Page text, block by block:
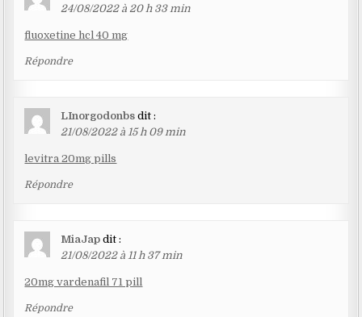
24/08/2022 à 20 h 33 min
fluoxetine hcl 40 mg
Répondre
LInorgodonbs dit :
21/08/2022 à 15 h 09 min
levitra 20mg pills
Répondre
MiaJap dit :
21/08/2022 à 11 h 37 min
20mg vardenafil 71 pill
Répondre